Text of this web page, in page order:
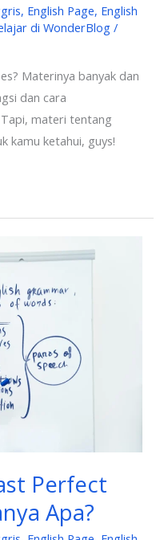
, English Page, English
di WonderBlog /
Materinya banyak dan
dan cara
materi tentang
kamu ketahui, guys!
Perfect
Apa?